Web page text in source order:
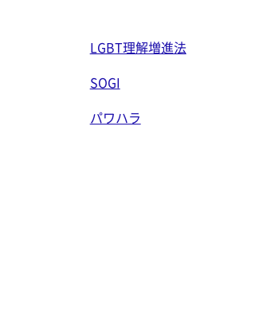
LGBT理解増進法
SOGI
パワハラ